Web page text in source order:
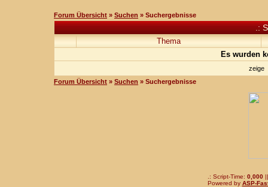
Forum Übersicht » Suchen » Suchergebnisse
.:
Thema
Es wurden
zeige
Forum Übersicht » Suchen » Suchergebnisse
.: Script-Time: 0,000||
Powered by ASP-